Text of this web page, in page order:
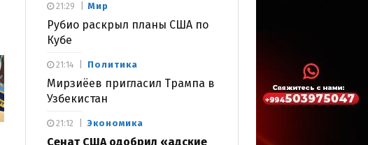
Мир
Рубио раскрыл планы США по
Кубе
21:29
Политика
Мирзиёев пригласил Трампа в
Узбекистан
21:14
Экономика
Сенат США одобрил «адские
21:12